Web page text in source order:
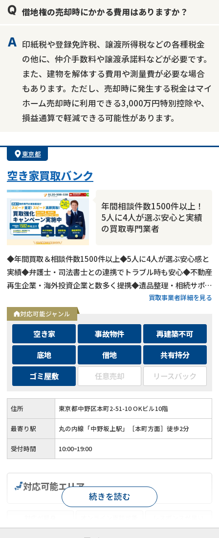
借地権の売却時にかかる費用はありますか？
印紙税や登録免許税、譲渡所得税などの各種税金
の他に、仲介手数料や譲渡承諾料などが必要です。
また、建物を解体する費用や測量費が必要な場合
もあります。ただし、売却時に発生する税金はマイ
ホーム売却時に利用できる3,000万円特別控除や、
損益通算で軽減できる可能性があります。
東京都
空き家買取バンク
年間相談件数1500件以上！
5人に4人が選ぶ安心と実績
の買取専門業者
◆年間買取＆相談件数1500件以上◆5人に4人が選ぶ安心感と
実績◆弁護士・司法書士との連携でトラブル時も安心◆不動産
再生企業・海外投資企業と数多く提携◆遺品整理・相続サポー
トも可能◆メールとLINEは24時間相談受付中買取事業者詳細を見る
対応可能ジャンル
空き家 事故物件
再建築不可
底地
借地
共有持分
ゴミ屋敷
任意売却 リースバック
住所 東京都中野区本町2-51-10 OKビル10階
最寄り駅 丸の内線「中野坂上駅」［本町方面］徒歩2分
受付時間 10:00ｰ19:00
対応可能エリア
続きを読む